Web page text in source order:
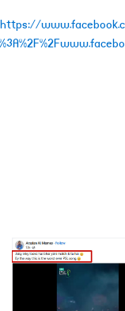
https://